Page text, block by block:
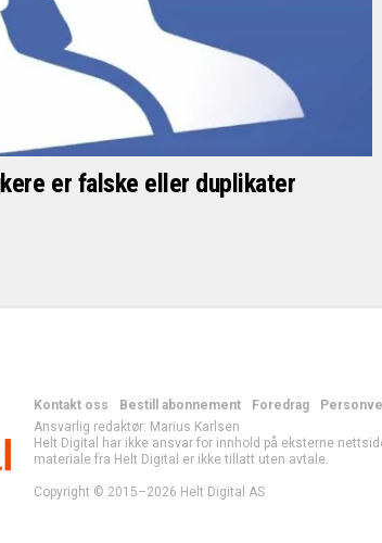
er falske eller duplikater
Kontakt oss Bestill abonnement Foredrag
Ansvarlig redaktør: Marius Karlsen
Helt Digital har ikke ansvar for innhold på eksterne
materiale fra Helt Digital er ikke tillatt uten avtale.
Copyright © 2015–2026 Helt Digital AS